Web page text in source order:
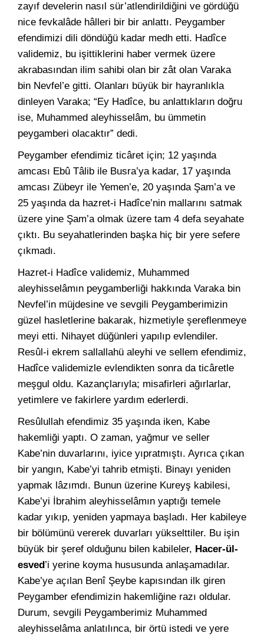
zayıf develerin nasıl sür’atlendirildiğini ve gördüğü
nice fevkalâde hâlleri bir bir anlattı. Peygamber
efendimizi dili döndüğü kadar medh etti. Hadîce
validemiz, bu işittiklerini haber vermek üzere
akrabasından ilim sahibi olan bir zât olan Varaka
bin Nevfel’e gitti. Olanları büyük bir hayranlıkla
dinleyen Varaka; “Ey Hadîce, bu anlattıkların doğru
ise, Muhammed aleyhisselâm, bu ümmetin
peygamberi olacaktır” dedi.
Peygamber efendimiz ticâret için; 12 yaşında
amcası Ebû Tâlib ile Busra’ya kadar, 17 yaşında
amcası Zübeyr ile Yemen’e, 20 yaşında Şam’a ve
25 yaşında da hazret-i Hadîce’nin mallarını satmak
üzere yine Şam’a olmak üzere tam 4 defa seyahate
çıktı. Bu seyahatlerinden başka hiç bir yere sefere
çıkmadı.
Hazret-i Hadîce validemiz, Muhammed
aleyhisselâmın peygamberliği hakkında Varaka bin
Nevfel’in müjdesine ve sevgili Peygamberimizin
güzel hasletlerine bakarak, hizmetiyle şereflenmeye
meyi etti. Nihayet düğünleri yapılıp evlendiler.
Resûl-i ekrem sallallahü aleyhi ve sellem efendimiz,
Hadîce validemizle evlendikten sonra da ticâretle
meşgul oldu. Kazançlarıyla; misafirleri ağırlarlar,
yetimlere ve fakirlere yardım ederlerdi.
Resûlullah efendimiz 35 yaşında iken, Kabe
hakemliği yaptı. O zaman, yağmur ve seller
Kabe’nin duvarlarını, iyice yıpratmıştı. Ayrıca çıkan
bir yangın, Kabe’yi tahrib etmişti. Binayı yeniden
yapmak lâzımdı. Bunun üzerine Kureyş kabilesi,
Kabe’yi İbrahim aleyhisselâmın yaptığı temele
kadar yıkıp, yeniden yapmaya başladı. Her kabileye
bir bölümünü vererek duvarları yükselttiler. Bu işin
büyük bir şeref olduğunu bilen kabileler, Hacer-ül-
esved’i yerine koyma hususunda anlaşamadılar.
Kabe’ye açılan Benî Şeybe kapısından ilk giren
Peygamber efendimizin hakemliğine razı oldular.
Durum, sevgili Peygamberimiz Muhammed
aleyhisselâma anlatılınca, bir örtü istedi ve yere